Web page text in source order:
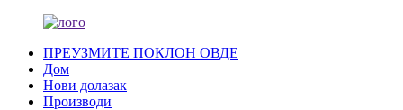
ПРЕУЗМИТЕ ПОКЛОН ОВДЕ
Дом
Нови долазак
Производи